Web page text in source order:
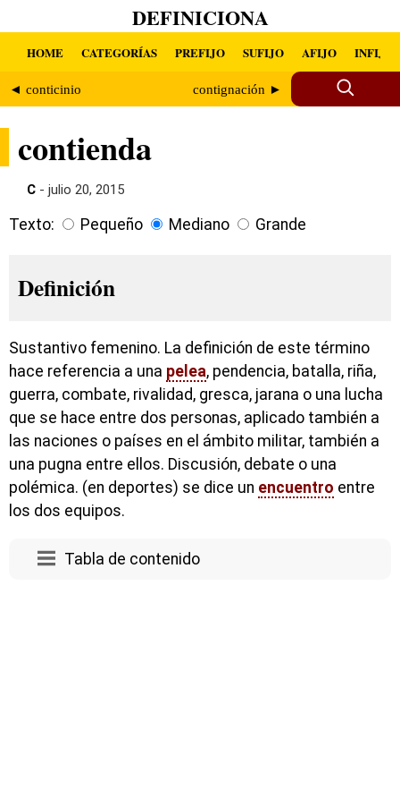
DEFINICIONA
HOME CATEGORÍAS PREFIJO SUFIJO AFIJO INFIJO
◄ conticinio contignación ►
contienda
C - julio 20, 2015
Texto: Pequeño Mediano Grande
Definición
Sustantivo femenino. La definición de este término
hace referencia a una pelea, pendencia, batalla, riña,
guerra, combate, rivalidad, gresca, jarana o una lucha
que se hace entre dos personas, aplicado también a
las naciones o países en el ámbito militar, también a
una pugna entre ellos. Discusión, debate o una
polémica. (en deportes) se dice un encuentro entre
los dos equipos.
Tabla de contenido